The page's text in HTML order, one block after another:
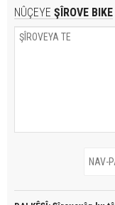
NÛÇEYE ŞÎROVE BIKE